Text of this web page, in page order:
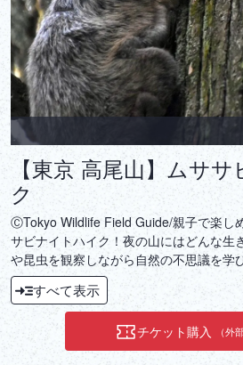
【東京 高尾山】ムサ
ク
ⒸTokyo Wildlife Field Guide/親子で楽し
サビナイトハイク！夜の山にはどんな生
や昆虫を観察しながら自然の不思議を学
じる体験は、子どもにとって貴重な原体
心に残る感動を味わうことができます。
ちと触れ合う特別な体験をしてみません
すべて表示
チケット購入 （外